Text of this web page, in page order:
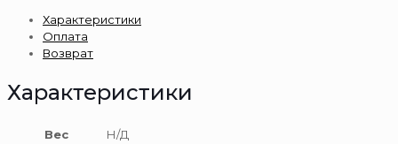
пробы
Характеристики
Оплата
Возврат
Характеристики
Вес Н/Д